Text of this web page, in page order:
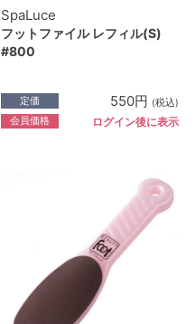
SpaLuce
フットファイル レフィル(S)
#800
定価 550円 (税込)
会員価格 ログイン後に表示